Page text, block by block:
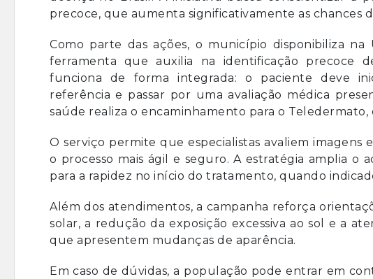
precoce, que aumenta significativamente as chances
Como parte das ações, o município disponibiliza
ferramenta que auxilia na identificação precoce
funciona de forma integrada: o paciente deve
referência e passar por uma avaliação médica
saúde realiza o encaminhamento para o
O serviço permite que especialistas avaliem imagens
o processo mais ágil e seguro. A estratégia amplia o
para a rapidez no início do tratamento, quando
Além dos atendimentos, a campanha reforça
solar, a redução da exposição excessiva ao sol e a
que apresentem mudanças de aparência.
Em caso de dúvidas, a população pode entrar em